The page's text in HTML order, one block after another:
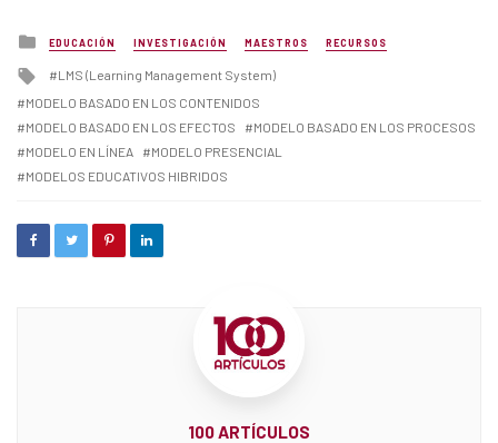
Posted
in
EDUCACIÓN INVESTIGACIÓN MAESTROS RECURSOS
Tagged
LMS (Learning Management System)
MODELO BASADO EN LOS CONTENIDOS
MODELO BASADO EN LOS EFECTOS
MODELO BASADO EN LOS PROCESOS
MODELO EN LÍNEA
MODELO PRESENCIAL
MODELOS EDUCATIVOS HIBRIDOS
100 ARTÍCULOS